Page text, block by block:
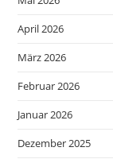
April 2026
März 2026
Februar 2026
Januar 2026
Dezember 2025